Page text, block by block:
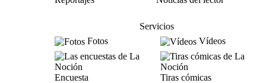
Servicios
Fotos
Vídeos
Encuesta Tiras cómicas